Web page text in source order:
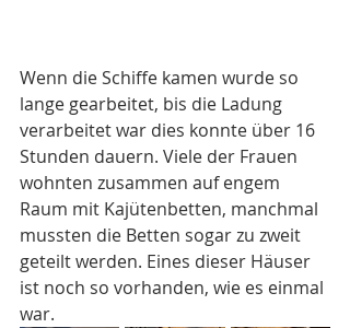
Wenn die Schiffe kamen wurde so
lange gearbeitet, bis die Ladung
verarbeitet war dies konnte über 16
Stunden dauern. Viele der Frauen
wohnten zusammen auf engem
Raum mit Kajütenbetten, manchmal
mussten die Betten sogar zu zweit
geteilt werden. Eines dieser Häuser
ist noch so vorhanden, wie es einmal
war.